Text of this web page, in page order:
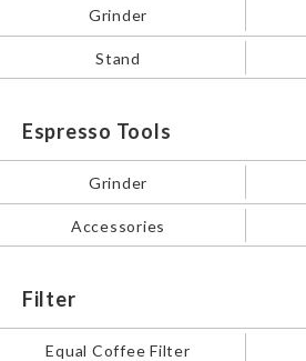
Grinder
Stand
Espresso Tools
Grinder
Accessories
Filter
Equal Coffee Filter